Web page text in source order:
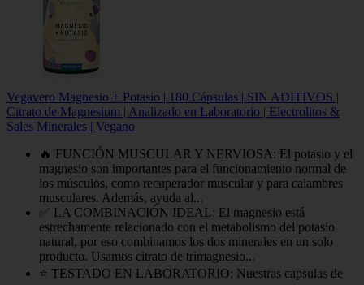
Vegavero Magnesio + Potasio | 180 Cápsulas | SIN ADITIVOS |
Citrato de Magnesium | Analizado en Laboratorio | Electrolitos &
Sales Minerales | Vegano
🔥 FUNCIÓN MUSCULAR Y NERVIOSA: El potasio y el
magnesio son importantes para el funcionamiento normal de
los músculos, como recuperador muscular y para calambres
musculares. Además, ayuda al...
✅ LA COMBINACIÓN IDEAL: El magnesio está
estrechamente relacionado con el metabolismo del potasio
natural, por eso combinamos los dos minerales en un solo
producto. Usamos citrato de trimagnesio...
⭐ TESTADO EN LABORATORIO: Nuestras capsulas de